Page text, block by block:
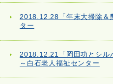
2018.12.28「年末大掃除＆
ター
2018.12.21「岡田功とシル
～白石老人福祉センター